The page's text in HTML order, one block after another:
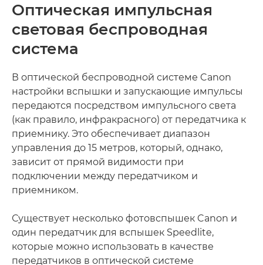
Оптическая импульсная
световая беспроводная
система
В оптической беспроводной системе Canon
настройки вспышки и запускающие импульсы
передаются посредством импульсного света
(как правило, инфракрасного) от передатчика к
приемнику. Это обеспечивает диапазон
управления до 15 метров, который, однако,
зависит от прямой видимости при
подключении между передатчиком и
приемником.
Существует несколько фотовспышек Canon и
один передатчик для вспышек Speedlite,
которые можно использовать в качестве
передатчиков в оптической системе